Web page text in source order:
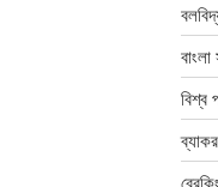
বিশ্ব